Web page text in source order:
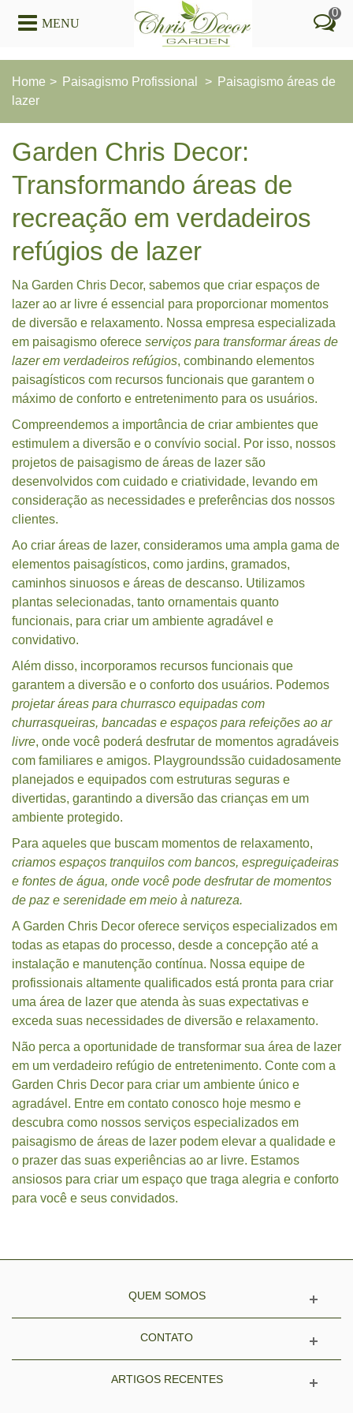
MENU
0
Home > Paisagismo Profissional > Paisagismo áreas de
lazer
Garden Chris Decor:
Transformando áreas de
recreação em verdadeiros
refúgios de lazer
Na Garden Chris Decor, sabemos que criar espaços de
lazer ao ar livre é essencial para proporcionar momentos
de diversão e relaxamento. Nossa empresa especializada
em paisagismo oferece serviços para transformar áreas de
lazer em verdadeiros refúgios, combinando elementos
paisagísticos com recursos funcionais que garantem o
máximo de conforto e entretenimento para os usuários.
Compreendemos a importância de criar ambientes que
estimulem a diversão e o convívio social. Por isso, nossos
projetos de paisagismo de áreas de lazer são
desenvolvidos com cuidado e criatividade, levando em
consideração as necessidades e preferências dos nossos
clientes.
Ao criar áreas de lazer, consideramos uma ampla gama de
elementos paisagísticos, como jardins, gramados,
caminhos sinuosos e áreas de descanso. Utilizamos
plantas selecionadas, tanto ornamentais quanto
funcionais, para criar um ambiente agradável e
convidativo.
Além disso, incorporamos recursos funcionais que
garantem a diversão e o conforto dos usuários. Podemos
projetar áreas para churrasco equipadas com
churrasqueiras, bancadas e espaços para refeições ao ar
livre, onde você poderá desfrutar de momentos agradáveis
com familiares e amigos. Playgroundssão cuidadosamente
planejados e equipados com estruturas seguras e
divertidas, garantindo a diversão das crianças em um
ambiente protegido.
Para aqueles que buscam momentos de relaxamento,
criamos espaços tranquilos com bancos, espreguiçadeiras
e fontes de água, onde você pode desfrutar de momentos
de paz e serenidade em meio à natureza.
A Garden Chris Decor oferece serviços especializados em
todas as etapas do processo, desde a concepção até a
instalação e manutenção contínua. Nossa equipe de
profissionais altamente qualificados está pronta para criar
uma área de lazer que atenda às suas expectativas e
exceda suas necessidades de diversão e relaxamento.
Não perca a oportunidade de transformar sua área de lazer
em um verdadeiro refúgio de entretenimento. Conte com a
Garden Chris Decor para criar um ambiente único e
agradável. Entre em contato conosco hoje mesmo e
descubra como nossos serviços especializados em
paisagismo de áreas de lazer podem elevar a qualidade e
o prazer das suas experiências ao ar livre. Estamos
ansiosos para criar um espaço que traga alegria e conforto
para você e seus convidados.
QUEM SOMOS
CONTATO
ARTIGOS RECENTES